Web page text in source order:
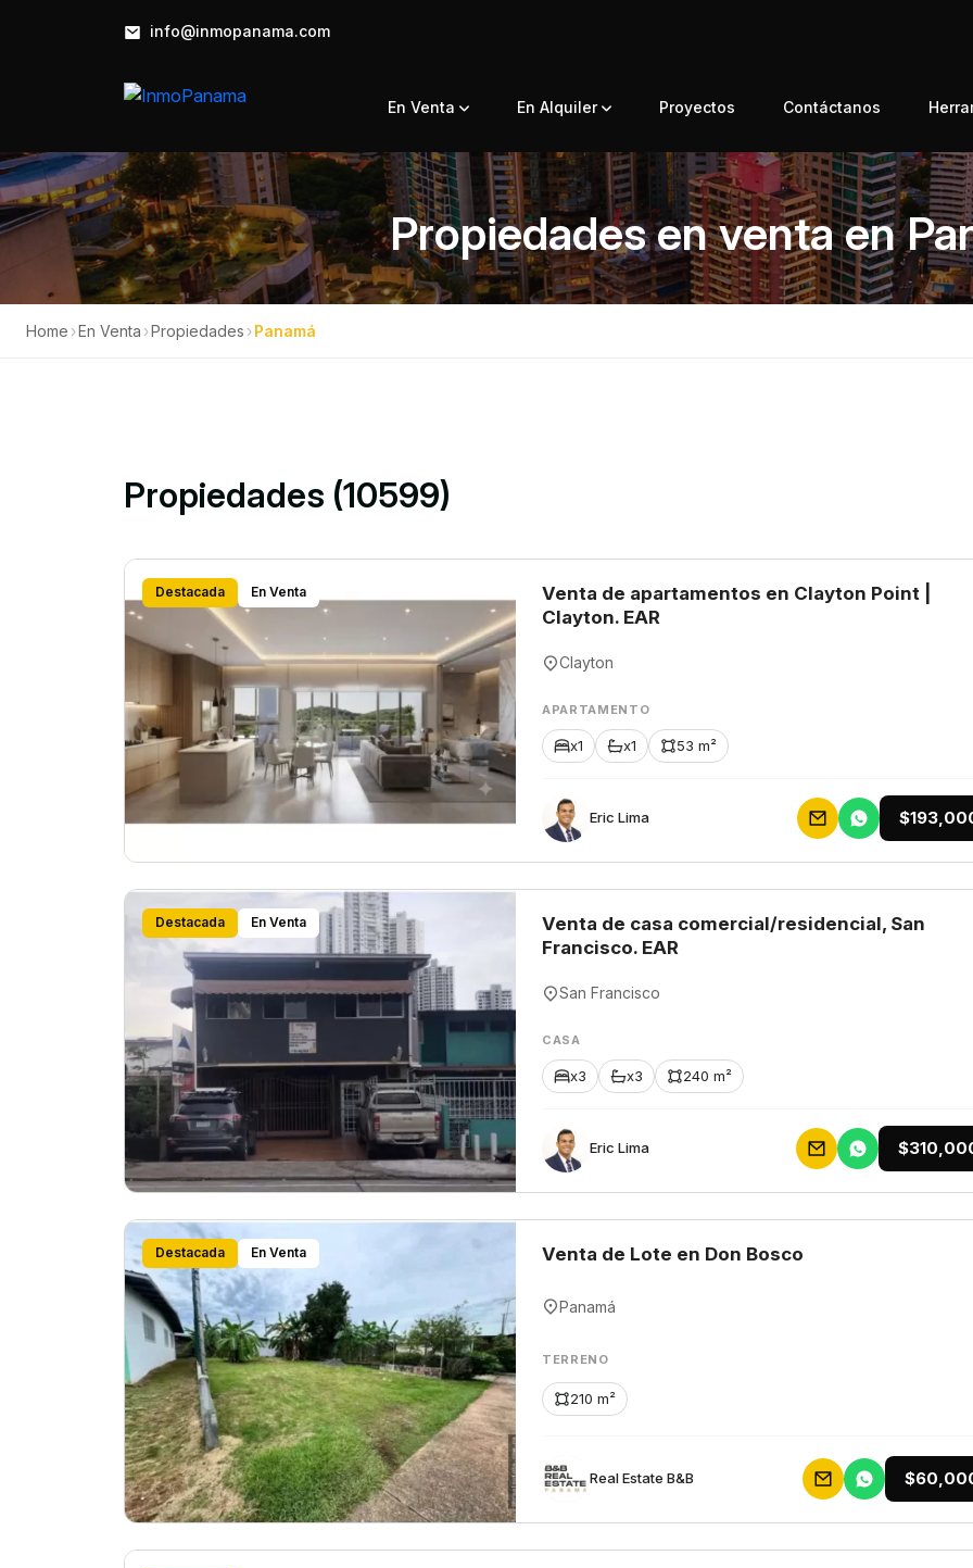
info@inmopanama.com
En Venta En Alquiler Proyectos Contáctanos
Propiedades en venta en
Home ›En Venta ›Propiedades ›Panamá
Propiedades (10599)
Destacada En Venta
Venta de apartamentos en Clayton Point |
Clayton. EAR
Clayton
APARTAMENTO
x1 x1 53 m²
Eric Lima
Destacada En Venta
Venta de casa comercial/residencial, San
Francisco. EAR
San Francisco
CASA
x3 x3 240 m²
Eric Lima
Destacada En Venta Venta de Lote en Don Bosco
Panamá
TERRENO
210 m²
Rеаl Еstаtе В&В